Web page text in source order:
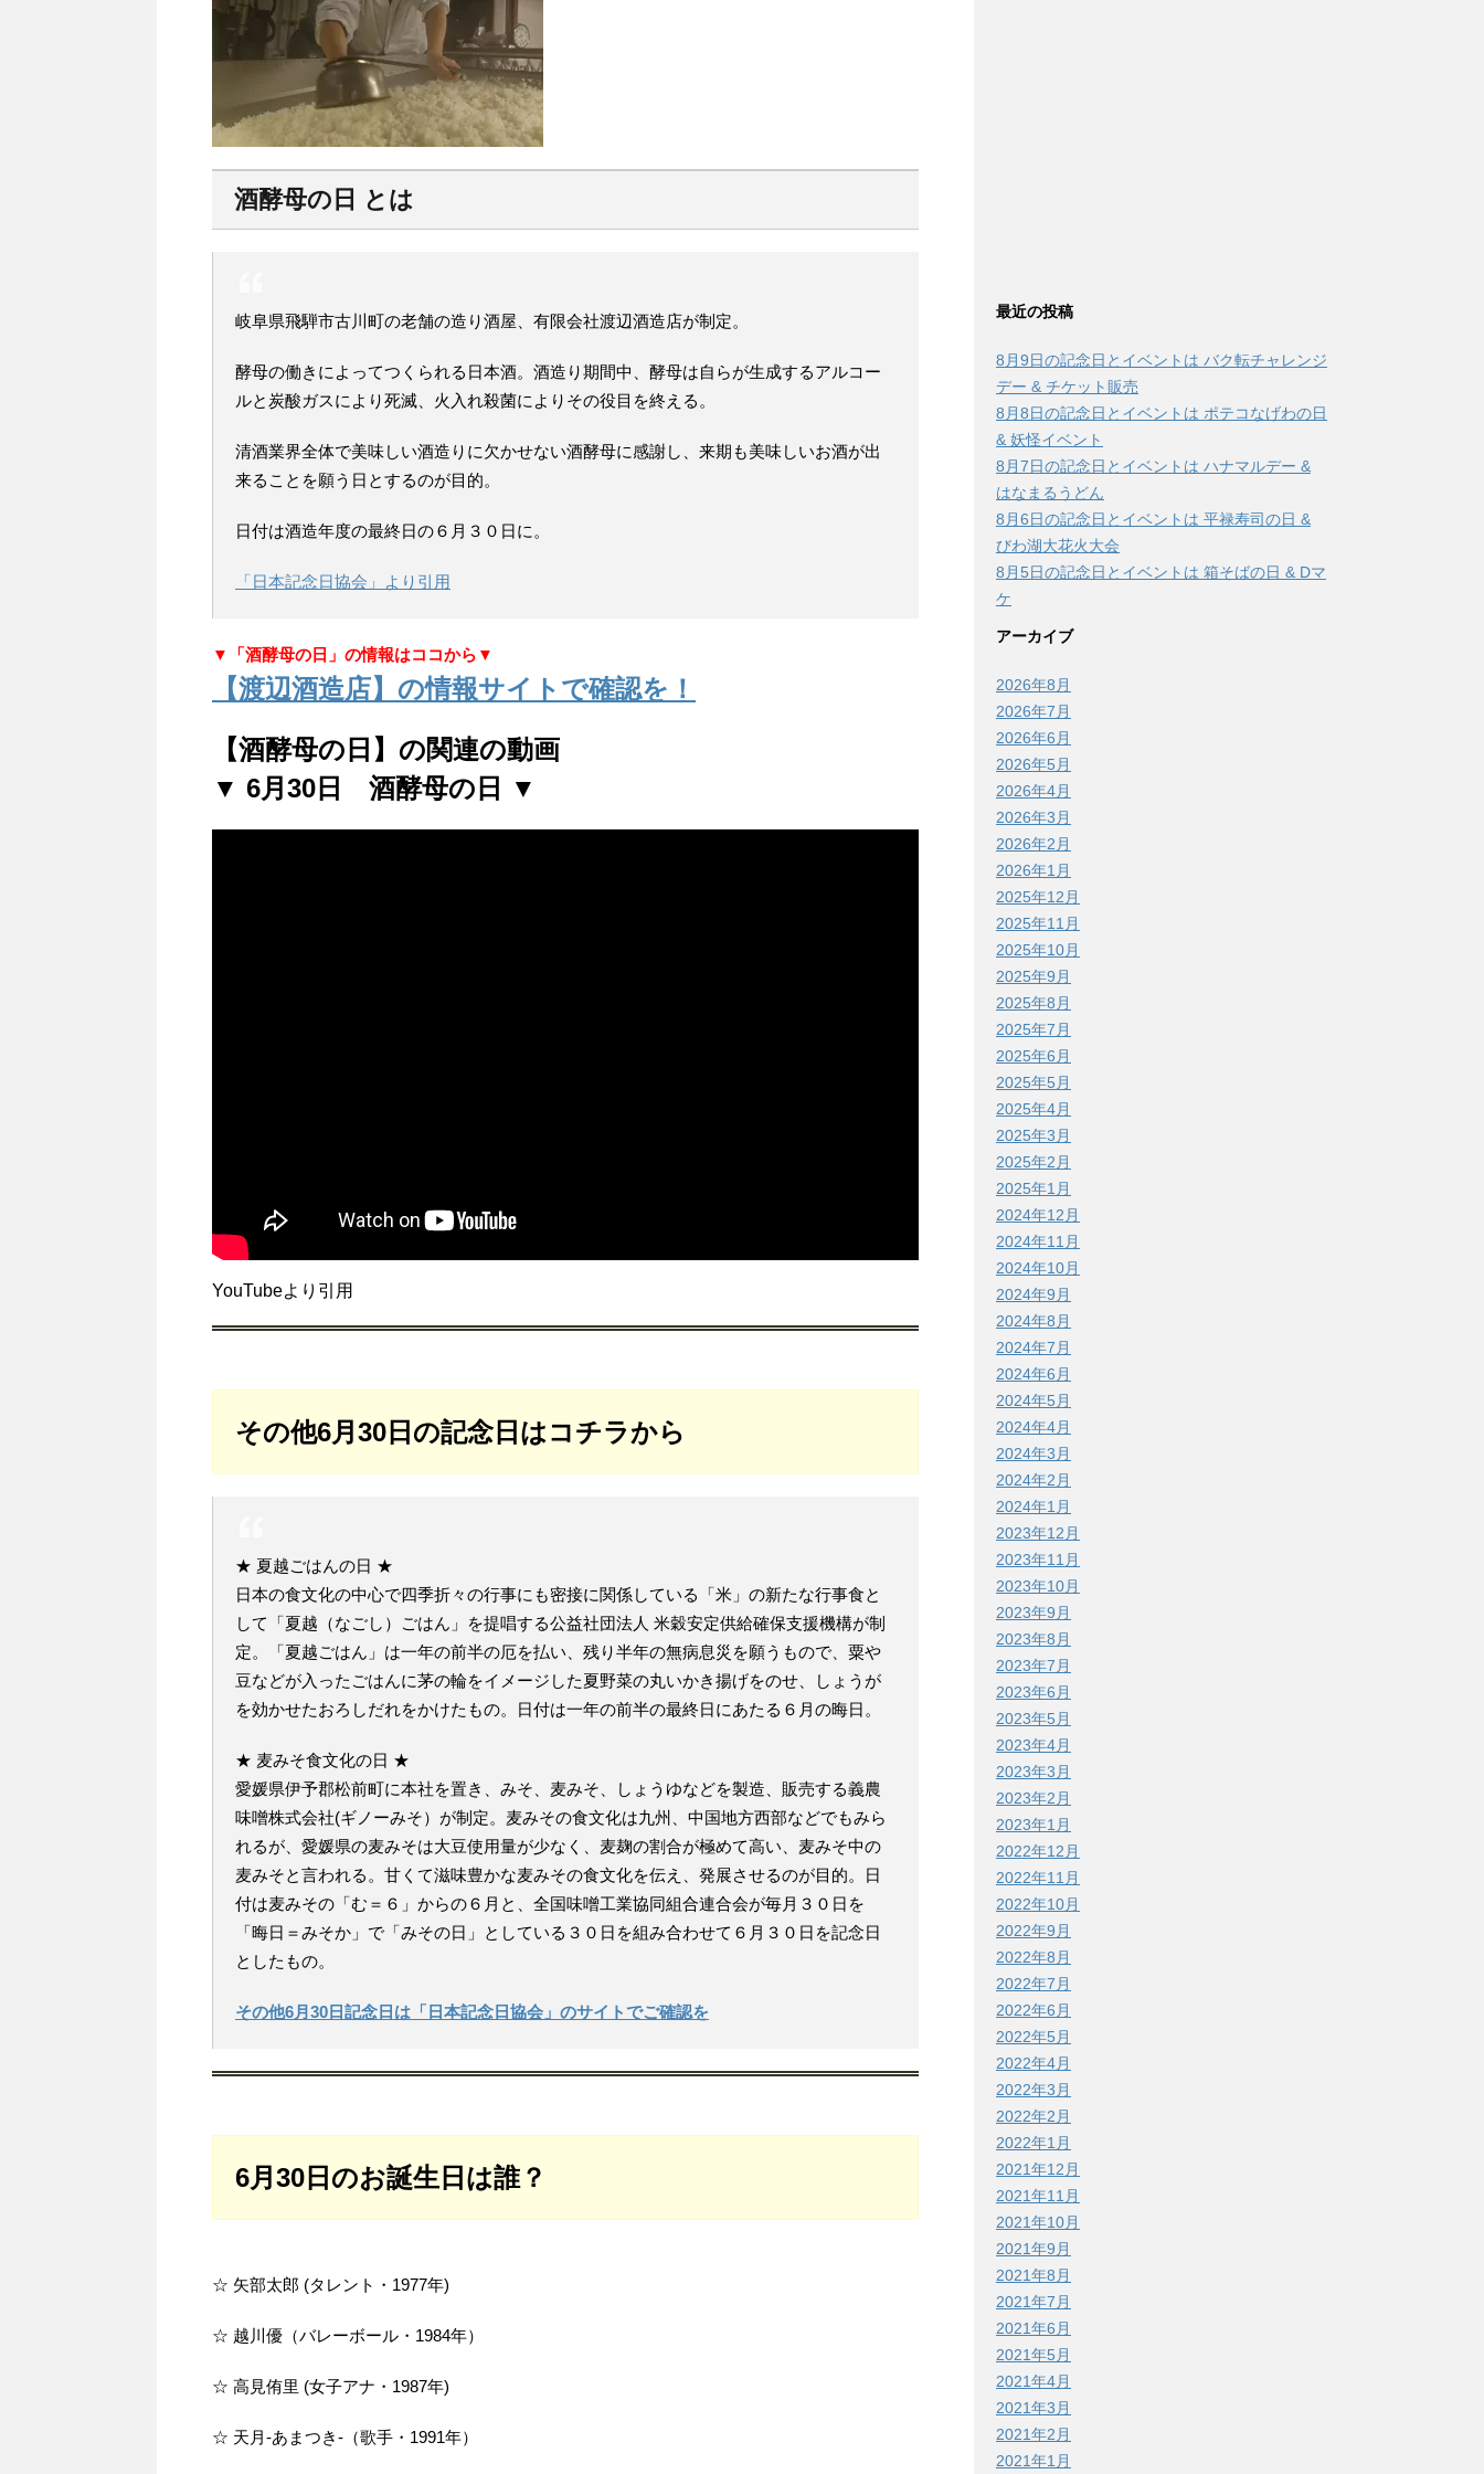
酒酵母の日 とは
岐阜県飛騨市古川町の老舗の造り酒屋、有限会社渡辺酒造店が制定。
酵母の働きによってつくられる日本酒。酒造り期間中、酵母は自らが生成するアルコー
ルと炭酸ガスにより死滅、火入れ殺菌によりその役目を終える。
清酒業界全体で美味しい酒造りに欠かせない酒酵母に感謝し、来期も美味しいお酒が出
来ることを願う日とするのが目的。
日付は酒造年度の最終日の６月３０日に。
「日本記念日協会」より引用
▼「酒酵母の日」の情報はココから▼
【渡辺酒造店】の情報サイトで確認を！
【酒酵母の日】の関連の動画
▼ 6月30日 酒酵母の日 ▼
YouTubeより引用
その他6月30日の記念日はコチラから
★ 夏越ごはんの日 ★
日本の食文化の中心で四季折々の行事にも密接に関係している「米」の新たな行事食と
して「夏越（なごし）ごはん」を提唱する公益社団法人 米穀安定供給確保支援機構が制
定。「夏越ごはん」は一年の前半の厄を払い、残り半年の無病息災を願うもので、粟や
豆などが入ったごはんに茅の輪をイメージした夏野菜の丸いかき揚げをのせ、しょうが
を効かせたおろしだれをかけたもの。日付は一年の前半の最終日にあたる６月の晦日。
★ 麦みそ食文化の日 ★
愛媛県伊予郡松前町に本社を置き、みそ、麦みそ、しょうゆなどを製造、販売する義農
味噌株式会社(ギノーみそ）が制定。麦みその食文化は九州、中国地方西部などでもみら
れるが、愛媛県の麦みそは大豆使用量が少なく、麦麹の割合が極めて高い、麦みそ中の
麦みそと言われる。甘くて滋味豊かな麦みその食文化を伝え、発展させるのが目的。日
付は麦みその「む＝６」からの６月と、全国味噌工業協同組合連合会が毎月３０日を
「晦日＝みそか」で「みその日」としている３０日を組み合わせて６月３０日を記念日
としたもの。
その他6月30日記念日は「日本記念日協会」のサイトでご確認を
6月30日のお誕生日は誰？
☆ 矢部太郎 (タレント・1977年)
☆ 越川優（バレーボール・1984年）
☆ 高見侑里 (女子アナ・1987年)
☆ 天月-あまつき-（歌手・1991年）
最近の投稿
8月9日の記念日とイベントは バク転チャレンジ
デー & チケット販売
8月8日の記念日とイベントは ポテコなげわの日
& 妖怪イベント
8月7日の記念日とイベントは ハナマルデー &
はなまるうどん
8月6日の記念日とイベントは 平禄寿司の日 &
びわ湖大花火大会
8月5日の記念日とイベントは 箱そばの日 & Dマ
ケ
アーカイブ
2026年8月
2026年7月
2026年6月
2026年5月
2026年4月
2026年3月
2026年2月
2026年1月
2025年12月
2025年11月
2025年10月
2025年9月
2025年8月
2025年7月
2025年6月
2025年5月
2025年4月
2025年3月
2025年2月
2025年1月
2024年12月
2024年11月
2024年10月
2024年9月
2024年8月
2024年7月
2024年6月
2024年5月
2024年4月
2024年3月
2024年2月
2024年1月
2023年12月
2023年11月
2023年10月
2023年9月
2023年8月
2023年7月
2023年6月
2023年5月
2023年4月
2023年3月
2023年2月
2023年1月
2022年12月
2022年11月
2022年10月
2022年9月
2022年8月
2022年7月
2022年6月
2022年5月
2022年4月
2022年3月
2022年2月
2022年1月
2021年12月
2021年11月
2021年10月
2021年9月
2021年8月
2021年7月
2021年6月
2021年5月
2021年4月
2021年3月
2021年2月
2021年1月